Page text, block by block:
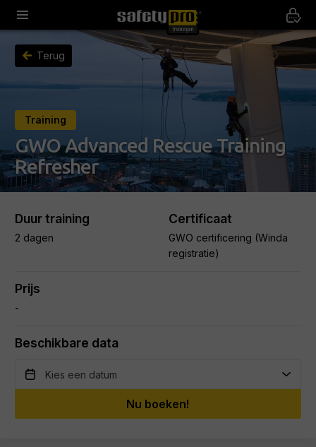
Terug
Training
GWO Advanced Rescue Training
Refresher
Duur training
2 dagen
Certificaat
GWO certificering (Winda
registratie)
Prijs
-
Beschikbare data
Nu boeken!